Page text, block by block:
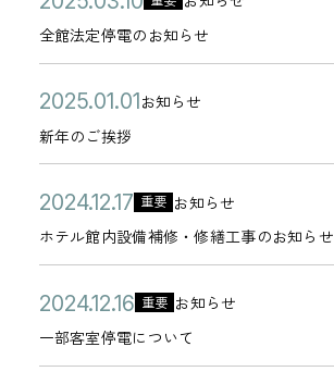
ラ
チ
営
業
夏
季
休
業
の
お
案
内
ー
ア
の
お
知
ら
せ
】
給
ポ
ン
点
検
・
整
備
作
年
0
3
月
2
7
日
ー
相
鉄
ホ
テ
ル
ズ
ク
ラ
ブ
「
キ
全館法定停電のお知らせ
開
日
0
2
5
年
0
3
1
日
カ
テ
リ
ー
館
法
定
停
電
の
お
知
せ
新年のご挨拶
公
開
日
2
0
2
5
年
1
カ
テ
リ
ー
お知らせ
新
年
の
ご
挨
拶
ホテル館内設備補修・修繕工事のお知らせ
公
開
日
2
0
2
4
年
カ
テ
リ
ー
重要 お知らせ
ホ
テ
ル
館
内
設
一部客室停電について
公
開
日
2
0
2
カ
テ
重要 お知らせ
一
部
客